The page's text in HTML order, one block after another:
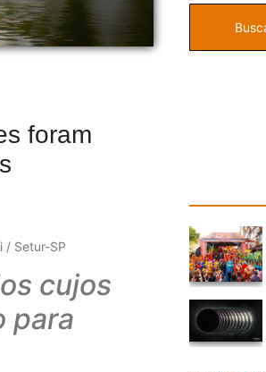
foram
/ Setur-SP
cujos
para